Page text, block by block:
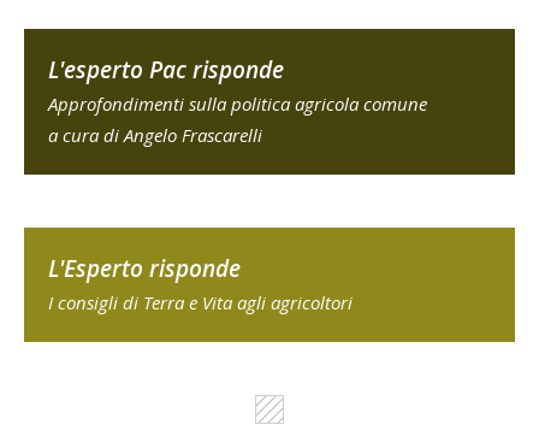
L'esperto Pac risponde
Approfondimenti sulla politica agricola comune
a cura di Angelo Frascarelli
L'Esperto risponde
I consigli di Terra e Vita agli agricoltori